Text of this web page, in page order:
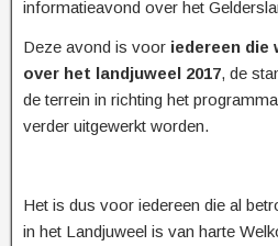
informatieavond over het
Deze avond is voor iedereen die
over het landjuweel 2017, de
de terrein in richting het
verder uitgewerkt worden.
Het is dus voor iedereen die al
in het Landjuweel is van harte